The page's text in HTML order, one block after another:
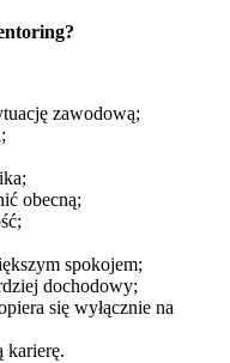
zawodową;
obecną;
spokojem;
dochodowy;
się wyłącznie na
karierę.